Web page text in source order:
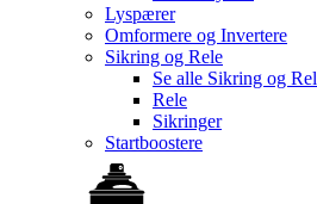
Lyspærer
Omformere og Invertere
Sikring og Rele
Se alle Sikring og
Rele
Sikringer
Startboostere